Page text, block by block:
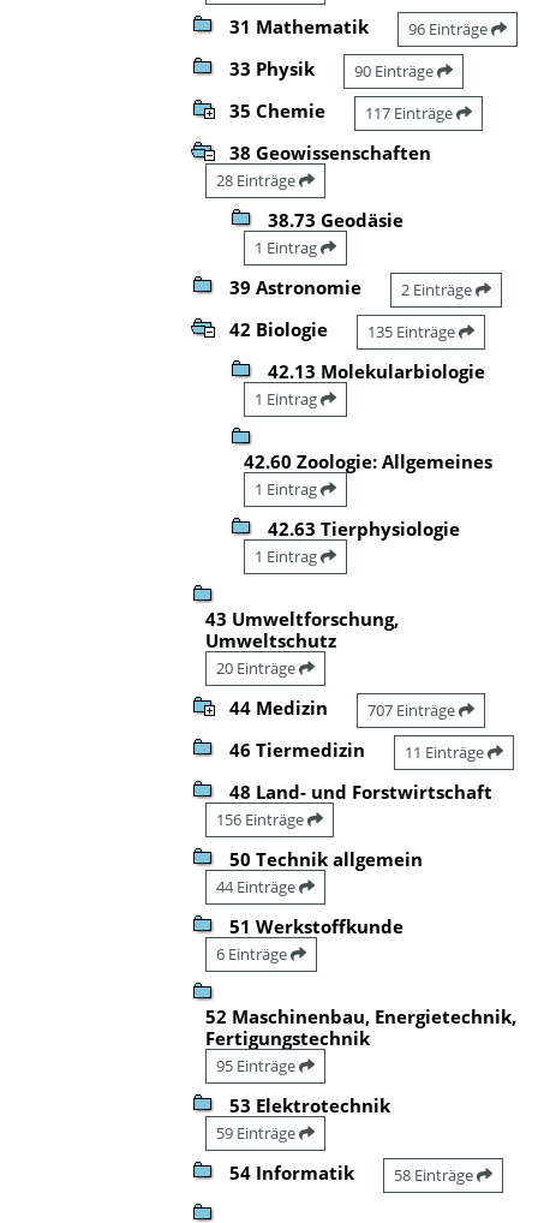
31 Mathematik 96 Einträge
33 Physik 90 Einträge
35 Chemie 117 Einträge
38 Geowissenschaften
28 Einträge
38.73 Geodäsie
1 Eintrag
39 Astronomie 2 Einträge
42 Biologie 135 Einträge
42.13 Molekularbiologie
1 Eintrag
42.60 Zoologie: Allgemeines
1 Eintrag
42.63 Tierphysiologie
1 Eintrag
43 Umweltforschung,
Umweltschutz
20 Einträge
44 Medizin 707 Einträge
46 Tiermedizin 11 Einträge
48 Land- und Forstwirtschaft
156 Einträge
50 Technik allgemein
44 Einträge
51 Werkstoffkunde
6 Einträge
52 Maschinenbau, Energietechnik,
Fertigungstechnik
95 Einträge
53 Elektrotechnik
59 Einträge
54 Informatik 58 Einträge